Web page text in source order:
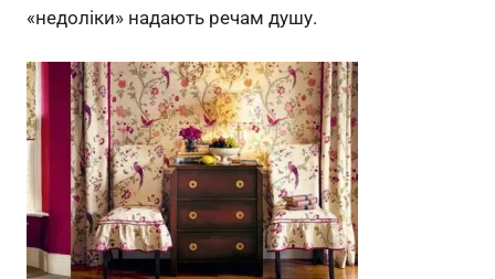
«недоліки» надають речам душу.